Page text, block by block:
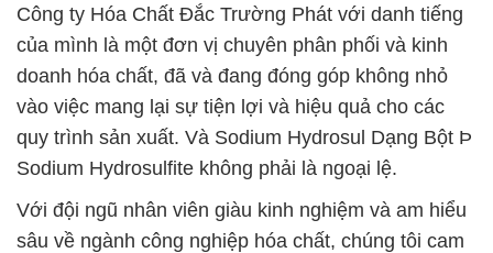
Công ty Hóa Chất Đắc Trường Phát với danh tiếng
của mình là một đơn vị chuyên phân phối và kinh
doanh hóa chất, đã và đang đóng góp không nhỏ
vào việc mang lại sự tiện lợi và hiệu quả cho các
quy trình sản xuất. Và Sodium Hydrosul Dạng Bột Þ
Sodium Hydrosulfite không phải là ngoại lệ.
Với đội ngũ nhân viên giàu kinh nghiệm và am hiểu
sâu về ngành công nghiệp hóa chất, chúng tôi cam